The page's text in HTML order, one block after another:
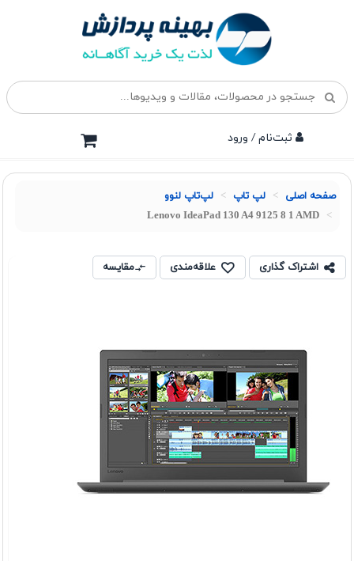
ثبت‌نام / ورود
صفحه اصلی لپ تاپ لپ‌تاپ لنوو
Lenovo IdeaPad 130 A4 9125 8 1 AMD
اشتراک گذاری علاقه‌مندی مقایسه